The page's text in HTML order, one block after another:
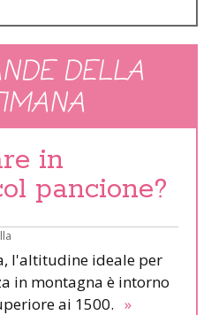
DELLA
in
pancione?
l'altitudine ideale per
in montagna è intorno
ai 1500. »